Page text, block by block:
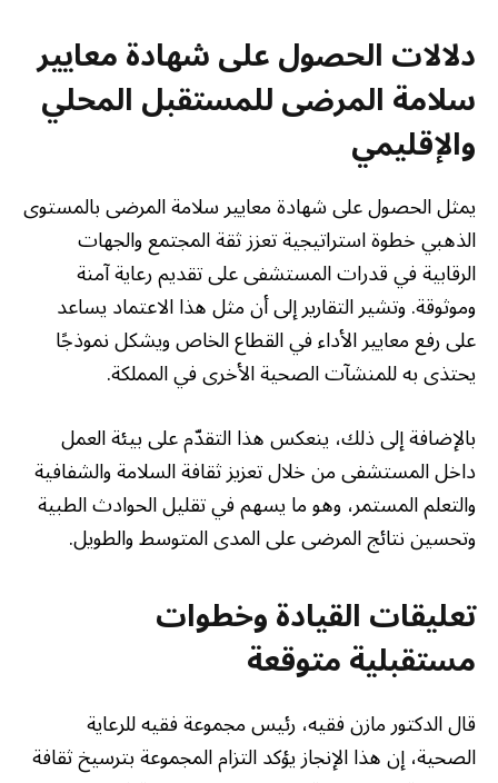
دلالات الحصول على شهادة معايير
سلامة المرضى للمستقبل المحلي
والإقليمي
يمثل الحصول على شهادة معايير سلامة المرضى بالمستوى
الذهبي خطوة استراتيجية تعزز ثقة المجتمع والجهات
الرقابية في قدرات المستشفى على تقديم رعاية آمنة
وموثوقة. وتشير التقارير إلى أن مثل هذا الاعتماد يساعد
على رفع معايير الأداء في القطاع الخاص ويشكل نموذجًا
يحتذى به للمنشآت الصحية الأخرى في المملكة.
بالإضافة إلى ذلك، ينعكس هذا التقدّم على بيئة العمل
داخل المستشفى من خلال تعزيز ثقافة السلامة والشفافية
والتعلم المستمر، وهو ما يسهم في تقليل الحوادث الطبية
وتحسين نتائج المرضى على المدى المتوسط والطويل.
تعليقات القيادة وخطوات
مستقبلية متوقعة
قال الدكتور مازن فقيه، رئيس مجموعة فقيه للرعاية
الصحية، إن هذا الإنجاز يؤكد التزام المجموعة بترسيخ ثقافة